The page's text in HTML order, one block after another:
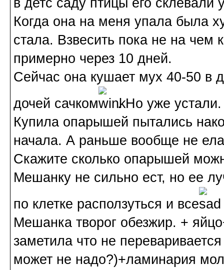
Когда она на меня упала была
стала. Взвесить пока не на чем
примерно через 10 дней.
Сейчас она кушает мух 40-50 в
дочей сачком
. Но уже устали.
Купила опарышей пытались
начала. А раньше вообще не
Скажите сколько опарышей
Мешанку не сильно ест, но ее
по клетке расползуться и все
Мешанка творог обезжир. +
заметила что не
может не надо?)+ламинария